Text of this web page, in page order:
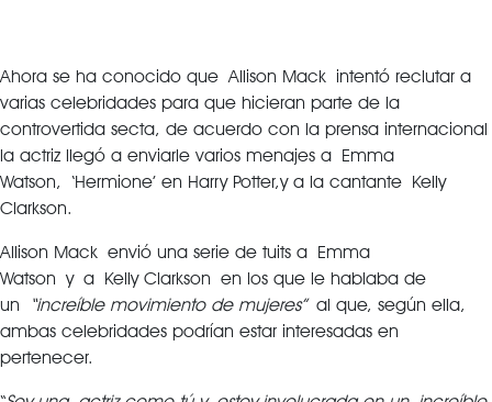
Ahora se ha conocido que Allison Mack intentó reclutar a
varias celebridades para que hicieran parte de la
controvertida secta, de acuerdo con la prensa internacional
la actriz llegó a enviarle varios menajes a Emma
Watson, ‘Hermione’ en Harry Potter,y a la cantante Kelly
Clarkson.
Allison Mack envió una serie de tuits a Emma
Watson y a Kelly Clarkson en los que le hablaba de
un
“increíble movimiento de mujeres”al que, según ella,
ambas celebridades podrían estar interesadas en
pertenecer.